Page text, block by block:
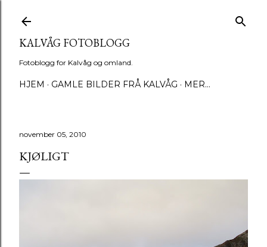
KALVÅG FOTOBLOGG
Fotoblogg for Kalvåg og omland.
HJEM GAMLE BILDER FRÅ KALVÅG MER…
november 05, 2010
KJØLIGT